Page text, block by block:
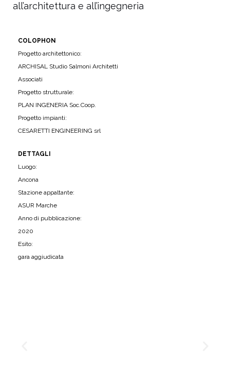
all’architettura e all’ingegneria
COLOPHON
Progetto architettonico:
ARCHISAL Studio Salmoni Architetti
Associati
Progetto strutturale:
PLAN INGENERIA Soc.Coop.
Progetto impianti:
CESARETTI ENGINEERING srl
DETTAGLI
Luogo:
Ancona
Stazione appaltante:
ASUR Marche
Anno di pubblicazione:
2020
Esito:
gara aggiudicata